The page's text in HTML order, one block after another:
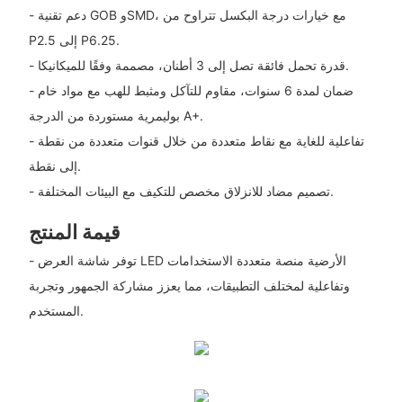
- دعم تقنية GOB وSMD، مع خيارات درجة البكسل تتراوح من
P2.5 إلى P6.25.
- قدرة تحمل فائقة تصل إلى 3 أطنان، مصممة وفقًا للميكانيكا.
- ضمان لمدة 6 سنوات، مقاوم للتآكل ومثبط للهب مع مواد خام
بوليمرية مستوردة من الدرجة A+.
- تفاعلية للغاية مع نقاط متعددة من خلال قنوات متعددة من نقطة
إلى نقطة.
- تصميم مضاد للانزلاق مخصص للتكيف مع البيئات المختلفة.
قيمة المنتج
- توفر شاشة العرض LED الأرضية منصة متعددة الاستخدامات
وتفاعلية لمختلف التطبيقات، مما يعزز مشاركة الجمهور وتجربة
المستخدم.